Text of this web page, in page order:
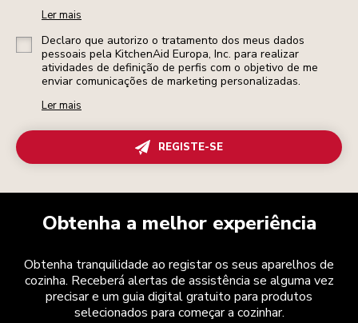
Ler mais
Declaro que autorizo o tratamento dos meus dados
pessoais pela KitchenAid Europa, Inc. para realizar
atividades de definição de perfis com o objetivo de me
enviar comunicações de marketing personalizadas.
Ler mais
REGISTE-SE
Obtenha a melhor experiência
Obtenha tranquilidade ao registar os seus aparelhos de
cozinha. Receberá alertas de assistência se alguma vez
precisar e um guia digital gratuito para produtos
selecionados para começar a cozinhar.